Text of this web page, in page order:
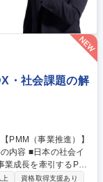
・社会課題の解
業成長を牽引するPM
密に連携し、プロダ
資格取得支援あり